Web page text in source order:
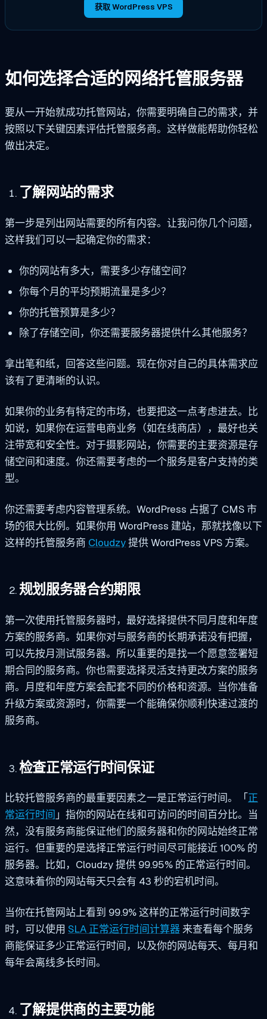
获取 WordPress VPS
如何选择合适的网络托管服务器
要从一开始就成功托管网站，你需要明确自己的需求，并
按照以下关键因素评估托管服务商。这样做能帮助你轻松
做出决定。
了解网站的需求
第一步是列出网站需要的所有内容。让我问你几个问题，
这样我们可以一起确定你的需求：
你的网站有多大，需要多少存储空间？
你每个月的平均预期流量是多少？
你的托管预算是多少？
除了存储空间，你还需要服务器提供什么其他服务？
拿出笔和纸，回答这些问题。现在你对自己的具体需求应
该有了更清晰的认识。
如果你的业务有特定的市场，也要把这一点考虑进去。比
如说，如果你在运营电商业务（如在线商店），最好也关
注带宽和安全性。对于摄影网站，你需要的主要资源是存
储空间和速度。你还需要考虑的一个服务是客户支持的类
型。
你还需要考虑内容管理系统。WordPress 占据了 CMS 市
场的很大比例。如果你用 WordPress 建站，那就找像以下
这样的托管服务商 Cloudzy提供 WordPress VPS 方案。
规划服务器合约期限
第一次使用托管服务器时，最好选择提供不同月度和年度
方案的服务商。如果你对与服务商的长期承诺没有把握，
可以先按月测试服务器。所以重要的是找一个愿意签署短
期合同的服务商。你也需要选择灵活支持更改方案的服务
商。月度和年度方案会配套不同的价格和资源。当你准备
升级方案或资源时，你需要一个能确保你顺利快速过渡的
服务商。
检查正常运行时间保证
比较托管服务商的最重要因素之一是正常运行时间。「正
常运行时间」指你的网站在线和可访问的时间百分比。当
然，没有服务商能保证他们的服务器和你的网站始终正常
运行。但重要的是选择正常运行时间尽可能接近 100% 的
服务器。比如，Cloudzy 提供 99.95% 的正常运行时间。
这意味着你的网站每天只会有 43 秒的宕机时间。
当你在托管网站上看到 99.9% 这样的正常运行时间数字
时，可以使用 SLA 正常运行时间计算器来查看每个服务
商能保证多少正常运行时间，以及你的网站每天、每月和
每年会离线多长时间。
了解提供商的主要功能